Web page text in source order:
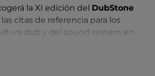
la XI edición del DubStone
citas de referencia para los
dub y del sound system en